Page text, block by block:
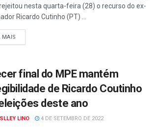
nesta quarta-feira (28) o recurso do ex-
Ricardo Cutinho (PT) ...
MAIS
final do MPE mantém
de Ricardo Coutinho
deste ano
LINO 4 DE SETEMBRO DE 2022